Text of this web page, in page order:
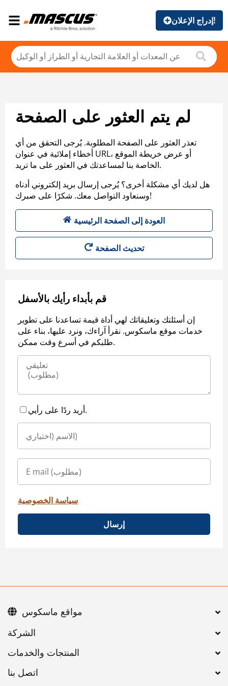
إدراج الإعلان!
لم يتم العثور على الصفحة
تعذر العثور على الصفحة المطلوبة. يُرجى التحقق من أي
أخطاء إملائية في عنوان URL، أو عرض خريطة الموقع
الخاصة بنا لمساعدتك في العثور على ما تريد.
هل لديك أي مشكلة أخرى؟ يُرجى إرسال بريد إلكتروني أدناه
وسنعاود التواصل معك. شكرًا على صبرك!
العودة إلى الصفحة الرئيسية
تحديث الصفحة
قم بأبداء رأيك بالأسفل
إن أسئلتك وتعليقاتك لهي أداة قيمة تساعدنا على تطوير
خدمات موقع ماسكوس. نقرأ آراءك، ونرد عليها، بناء على
طلبكم في أسرع وقت ممكن.
أريد ردًا على رأيي.
سياسة الخصوصية
إرسال
اتصل بنا
مواقع ماسكوس